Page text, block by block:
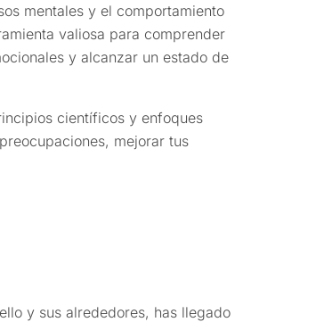
mentales y el comportamiento
valiosa para comprender
y alcanzar un estado de
científicos y enfoques
mejorar tus
y sus alrededores, has llegado